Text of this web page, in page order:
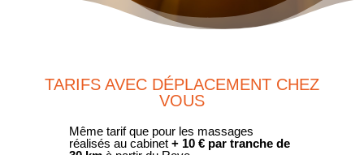
TARIFS AVEC DÉPLACEMENT CHEZ
VOUS
Même tarif que pour les massages
réalisés au cabinet+ 10 € par tranche de